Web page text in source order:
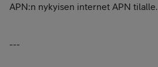
APN:n nykyisen internet APN tilalle.
---